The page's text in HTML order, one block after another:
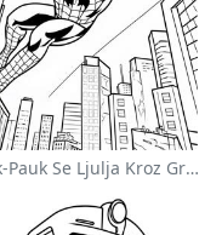
Čovek-Pauk Se Ljulja Kroz Grad - Bojanka